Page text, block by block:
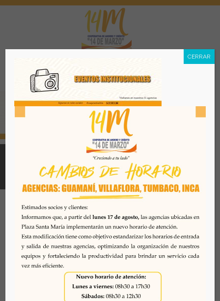
Todos los derechos reservados. Se prohibe el uso o
reproducción del mismo sin autorización. COAC 14 DE
MARZO, 2026. Quito - Ecuador
Desarrollado por
CERRAR